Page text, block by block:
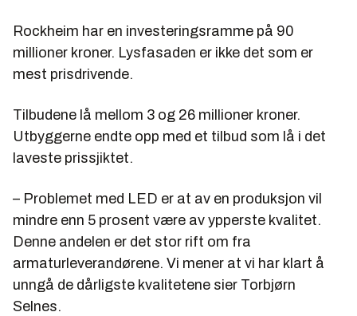
Rockheim har en investeringsramme på 90
millioner kroner. Lysfasaden er ikke det som er
mest prisdrivende.
Tilbudene lå mellom 3 og 26 millioner kroner.
Utbyggerne endte opp med et tilbud som lå i det
laveste prissjiktet.
– Problemet med LED er at av en produksjon vil
mindre enn 5 prosent være av ypperste kvalitet.
Denne andelen er det stor rift om fra
armaturleverandørene. Vi mener at vi har klart å
unngå de dårligste kvalitetene sier Torbjørn
Selnes.